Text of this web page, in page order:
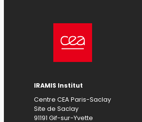
IRAMIS Institut
Centre CEA Paris-Saclay
Site de Saclay
91191 Gif-sur-Yvette